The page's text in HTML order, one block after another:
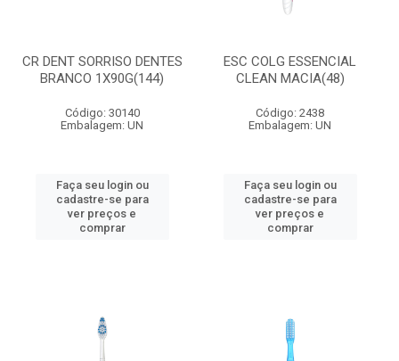
CR DENT SORRISO DENTES
BRANCO 1X90G(144)
Código: 30140
Embalagem: UN
Faça seu login ou
cadastre-se para
ver preços e
comprar
ESC COLG ESSENCIAL
CLEAN MACIA(48)
Código: 2438
Embalagem: UN
Faça seu login ou
cadastre-se para
ver preços e
comprar